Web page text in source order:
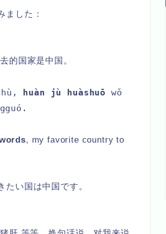
ました ：
的国家是中国。
huàn jù huàshuō wǒ
, my favorite country to
たい国は中国です。